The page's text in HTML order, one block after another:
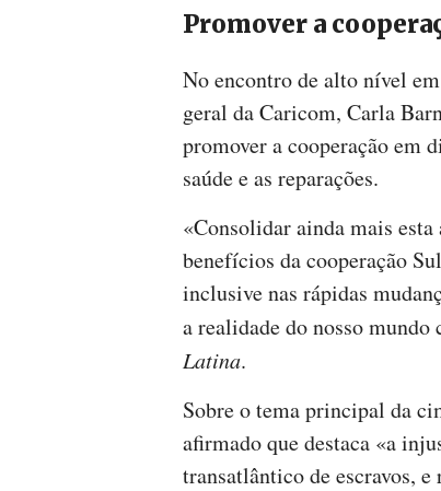
Promover a
No encontro de alto nível
geral da Caricom, Carla
promover a cooperação em
saúde e as reparações.
«Consolidar ainda mais
benefícios da cooperação
inclusive nas rápidas
a realidade do nosso
Latina.
Sobre o tema principal da
afirmado que destaca «a
transatlântico de escravos, e